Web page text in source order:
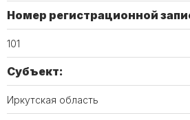
Номер регистрационной
101
Субъект:
Иркутская область